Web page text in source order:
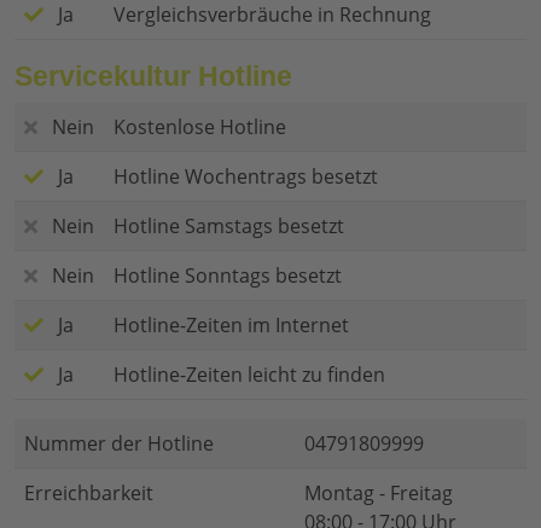
Ja
Vergleichsverbräuche in Rechnung
Servicekultur Hotline
Nein
Kostenlose Hotline
Ja
Hotline Wochentrags besetzt
Nein
Hotline Samstags besetzt
Nein
Hotline Sonntags besetzt
Ja
Hotline-Zeiten im Internet
Ja
Hotline-Zeiten leicht zu finden
Nummer der Hotline
04791809999
Erreichbarkeit
Montag - Freitag
08:00 - 17:00 Uhr